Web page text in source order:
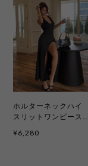
ホルターネックハイ
スリットワンピース
¥6,280